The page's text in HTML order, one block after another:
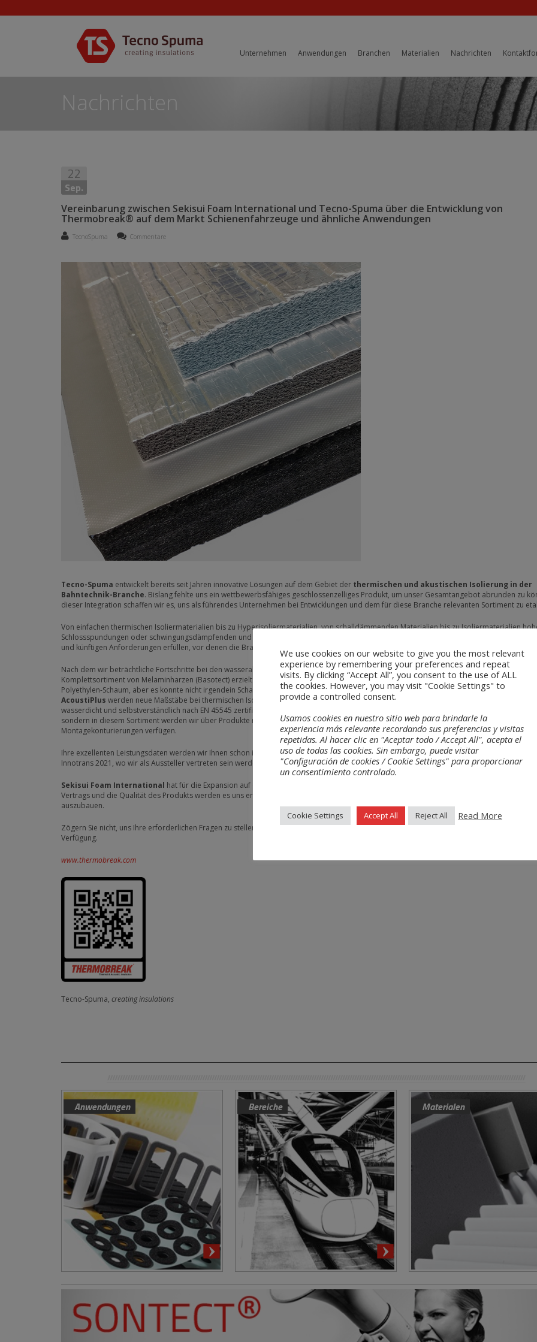
Unternehmen Anwendungen Branchen Materialien Nachrichten
Nachrichten
22
Sep.
Vereinbarung zwischen Sekisui Foam International und Tecno-Spuma über die Entwicklung von
Thermobreak® auf dem Markt Schienenfahrzeuge und ähnliche Anwendungen
TecnoSpuma Commentare
Tecno-Spuma entwickelt bereits seit Jahren innovative Lösungen auf dem Gebiet der thermischen und akustischen Isolierung in der
Bahntechnik-Branche. Bislang fehlte uns ein wettbewerbsfähiges geschlossenzelliges Produkt, um unser Gesamtangebot abrunden zu
dieser Integration schaffen wir es, uns als führendes Unternehmen bei Entwicklungen und dem für diese Branche relevanten Sortiment zu
Von einfachen thermischen Isoliermaterialien bis zu Hyperisoliermaterialien, von schalldämmenden Materialien bis zu Isoliermaterialien
Schlossspundungen oder schwingungsdämpfenden und Kombinationen aller Art unter strikter Einhaltung der Norm EN-45545, können sie
und künftigen Anforderungen erfüllen, vor denen die Branche steht.
Nach dem wir beträchtliche Fortschritte bei den wasserabweisenden Oberflächenbehandlungen von Polyesterfasern (Tecnosil) sowie dem
Komplettsortiment von Melaminharzen (Basotect) erzielt haben, fehlte uns noch ein umfassendes geschlossenzelliges Angebot auf der
Polyethylen-Schaum, aber es konnte nicht irgendein Schaum sein.Thermobreak®RT, Thermobreak®RT DrainoderThermobreak®
AcoustiPlus werden neue Maßstäbe bei thermischen Isoliermaterialien, Dränagematerialien oder akustischen Isoliermaterialien setzen,
wasserdicht und selbstverständlich nach EN 45545 zertifiziert. Dies wird nicht nur die natürliche Eignung von Polyethylen für den Schnitt
sondern in diesem Sortiment werden wir über Produkte mit einem Höchstmaß an Flexibilität und Anpassungsfähigkeit (soft) für alle
Montagekonturierungen verfügen.
Ihre exzellenten Leistungsdaten werden wir Ihnen schon in den kommenden Monaten zeigen können, aber zweifelsohne werden wir auf der
Innotrans 2021, wo wir als Aussteller vertreten sein werden, noch weitere unserer Fortschritte vorführen können.
Sekisui Foam International hat für die Expansion auf dem europäischen Markt
Vertrags und die Qualität des Produkts werden es uns ermöglichen, unsere Position auf dem Markt in Spanien, Portugal und Frankreich
auszubauen.
Zögern Sie nicht, uns Ihre erforderlichen Fragen zu stellen. Wir stellen Ihnen ebenfalls den QR-Code des Gesamtsortiments Thermobreak®
Verfügung.
www.thermobreak.com
Tecno-Spuma, creating insulations
Anwendungen Bereiche Materialen
We use cookies on our website to give you the most relevant
experience by remembering your preferences and repeat
visits. By clicking “Accept All”, you consent to the use of ALL
the cookies. However, you may visit "Cookie Settings" to
provide a controlled consent.
Usamos cookies en nuestro sitio web para brindarle la
experiencia más relevante recordando sus preferencias y visitas
repetidas. Al hacer clic en "Aceptar todo / Accept All", acepta el
uso de todas las cookies. Sin embargo, puede visitar
"Configuración de cookies / Cookie Settings" para proporcionar
un consentimiento controlado.
Cookie Settings Accept All Reject All Read More